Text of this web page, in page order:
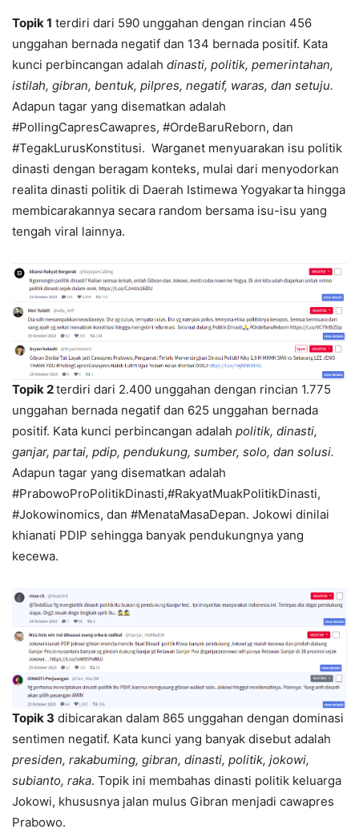
Topik 1 terdiri dari 590 unggahan dengan rincian 456
unggahan bernada negatif dan 134 bernada positif. Kata
kunci perbincangan adalah dinasti, politik, pemerintahan,
istilah, gibran, bentuk, pilpres, negatif, waras, dan setuju.
Adapun tagar yang disematkan adalah
#PollingCapresCawapres, #OrdeBaruReborn, dan
#TegakLurusKonstitusi. Warganet menyuarakan isu politik
dinasti dengan beragam konteks, mulai dari menyodorkan
realita dinasti politik di Daerah Istimewa Yogyakarta hingga
membicarakannya secara random bersama isu-isu yang
tengah viral lainnya.
Topik 2terdiri dari 2.400 unggahan dengan rincian 1.775
unggahan bernada negatif dan 625 unggahan bernada
positif. Kata kunci perbincangan adalah politik, dinasti,
ganjar, partai, pdip, pendukung, sumber, solo, dan solusi.
Adapun tagar yang disematkan adalah
#PrabowoProPolitikDinasti,#RakyatMuakPolitikDinasti,
#Jokowinomics, dan #MenataMasaDepan. Jokowi dinilai
khianati PDIP sehingga banyak pendukungnya yang
kecewa.
Topik 3 dibicarakan dalam 865 unggahan dengan dominasi
sentimen negatif. Kata kunci yang banyak disebut adalah
presiden, rakabuming, gibran, dinasti, politik, jokowi,
subianto, raka. Topik ini membahas dinasti politik keluarga
Jokowi, khususnya jalan mulus Gibran menjadi cawapres
Prabowo.